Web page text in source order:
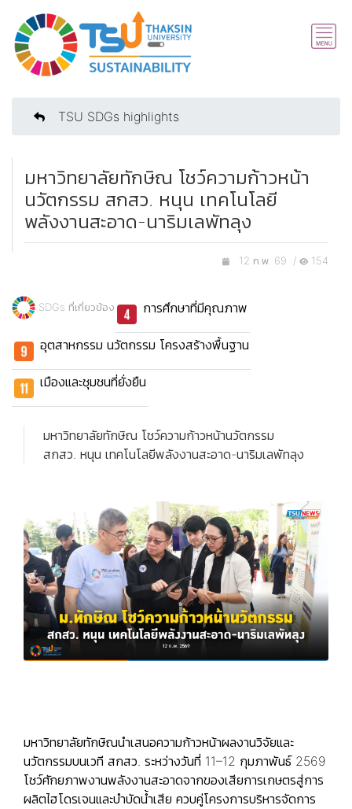
TSU SDGs highlights
มหาวิทยาลัยทักษิณ โชว์ความก้าวหน้า
นวัตกรรม สกสว. หนุน เทคโนโลยี
พลังงานสะอาด-นาริมเลพัทลุง
12 ก.พ. 69 / 154
SDGs ที่เกี่ยวข้อง การศึกษาที่มีคุณภาพ
อุตสาหกรรม นวัตกรรม โครงสร้างพื้นฐาน
เมืองและชุมชนที่ยั่งยืน
มหาวิทยาลัยทักษิณ โชว์ความก้าวหน้านวัตกรรม
สกสว. หนุน เทคโนโลยีพลังงานสะอาด-นาริมเลพัทลุง
มหาวิทยาลัยทักษิณนำเสนอความก้าวหน้าผลงานวิจัยและ
นวัตกรรมบนเวที สกสว. ระหว่างวันที่ 11–12 กุมภาพันธ์ 2569
โชว์ศักยภาพงานพลังงานสะอาดจากของเสียการเกษตรสู่การ
ผลิตไฮโดรเจนและบำบัดน้ำเสีย ควบคู่โครงการบริหารจัดการ